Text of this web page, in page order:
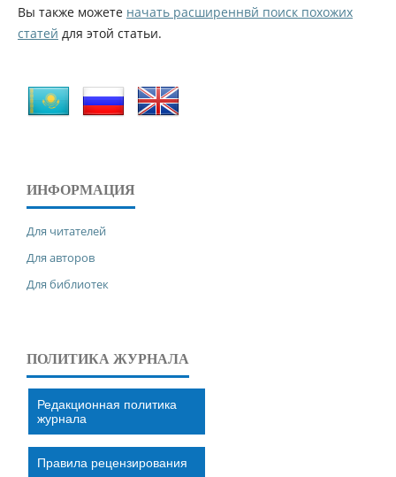
Вы также можете начать расширеннвй поиск похожих
статей для этой статьи.
ИНФОРМАЦИЯ
Для читателей
Для авторов
Для библиотек
ПОЛИТИКА ЖУРНАЛА
Редакционная политика
журнала
Правила рецензирования